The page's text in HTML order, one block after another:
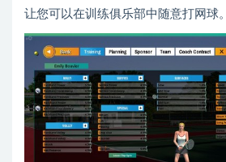
让您可以在训练俱乐部中随意打网球。